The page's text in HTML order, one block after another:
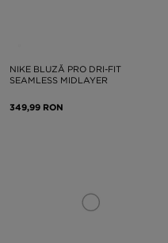
NIKE BLUZĂ PRO DRI-FIT
SEAMLESS MIDLAYER
349,99 RON